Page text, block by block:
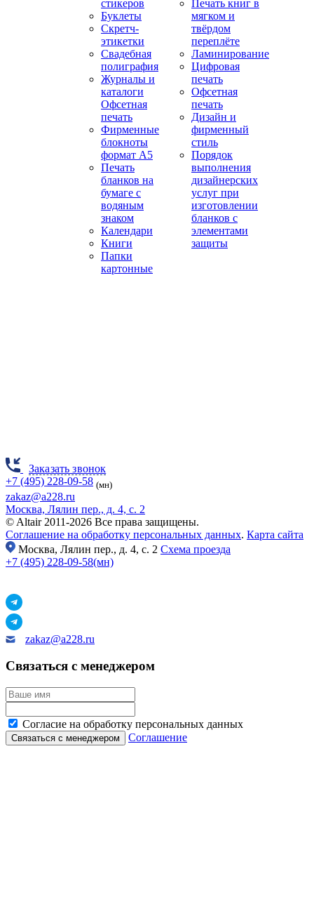
стикеров
Буклеты
Скретч-
этикетки
Свадебная
полиграфия
Журналы и
каталоги
Офсетная
печать
Фирменные
блокноты
формат А5
Печать
бланков на
бумаге с
водяным
знаком
Календари
Книги
Папки
картонные
Печать книг в
мягком и
твёрдом
переплёте
Ламинирование
Цифровая
печать
Офсетная
печать
Дизайн и
фирменный
стиль
Порядок
выполнения
дизайнерских
услуг при
изготовлении
бланков с
элементами
защиты
Заказать звонок
+7 (495) 228-09-58 (мн)
zakaz@a228.ru
Москва, Лялин пер., д. 4, с. 2
© Altair 2011-2026 Все права защищены.
Соглашение на обработку персональных данных. Карта сайта
Москва, Лялин пер., д. 4, с. 2 Схема проезда
+7 (495) 228-09-58(мн)
zakaz@a228.ru
Связаться с менеджером
Согласие на обработку персональных данных
Соглашение